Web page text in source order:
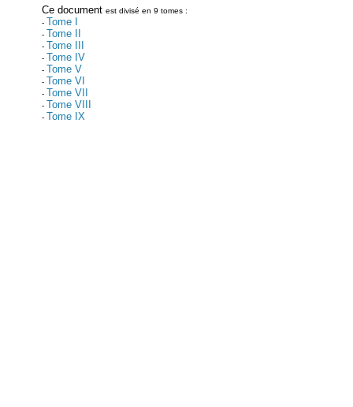
Ce document est divisé en 9 tomes :
- Tome I
- Tome II
- Tome III
- Tome IV
- Tome V
- Tome VI
- Tome VII
- Tome VIII
- Tome IX